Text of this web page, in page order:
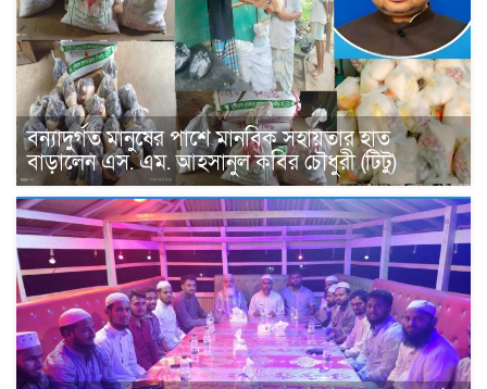
বন্যাদুর্গত মানুষের পাশে মানবিক সহায়তার হাত
বাড়ালেন এস. এম. আহসানুল কবির চৌধুরী (টিটু)